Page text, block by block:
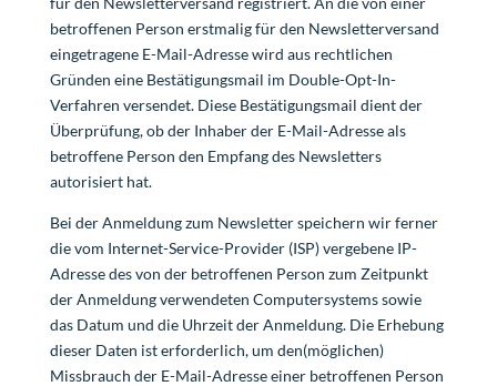
betroffenen Person erstmalig für den Newsletterversand
eingetragene E-Mail-Adresse wird aus rechtlichen
Gründen eine Bestätigungsmail im Double-Opt-In-
Verfahren versendet. Diese Bestätigungsmail dient der
Überprüfung, ob der Inhaber der E-Mail-Adresse als
betroffene Person den Empfang des Newsletters
autorisiert hat.
Bei der Anmeldung zum Newsletter speichern wir ferner
die vom Internet-Service-Provider (ISP) vergebene IP-
Adresse des von der betroffenen Person zum Zeitpunkt
der Anmeldung verwendeten Computersystems sowie
das Datum und die Uhrzeit der Anmeldung. Die Erhebung
dieser Daten ist erforderlich, um den(möglichen)
Missbrauch der E-Mail-Adresse einer betroffenen Person